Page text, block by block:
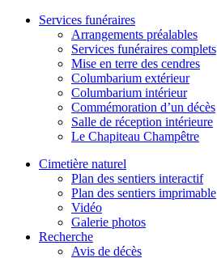
Services funéraires
Arrangements préalables
Services funéraires complets
Mise en terre des cendres
Columbarium extérieur
Columbarium intérieur
Commémoration d’un décès
Salle de réception intérieure
Le Chapiteau Champêtre
Cimetière naturel
Plan des sentiers interactif
Plan des sentiers imprimable
Vidéo
Galerie photos
Recherche
Avis de décès